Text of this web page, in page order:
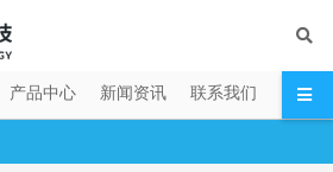
产品中心 新闻资讯 联系我们